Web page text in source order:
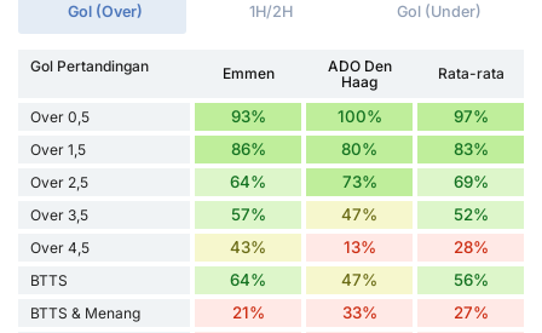
Gol (Over) 1H/2H Gol (Under)
Gol Pertandingan Emmen
ADO Den
Haag
Rata-rata
Over 0,5 93% 100% 97%
Over 1,5 86% 80% 83%
Over 2,5 64% 73% 69%
Over 3,5 57% 47% 52%
Over 4,5 43% 13% 28%
BTTS 64% 47% 56%
BTTS & Menang 21% 33% 27%